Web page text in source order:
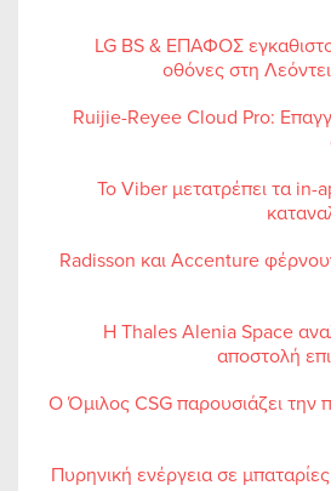
LG BS & ΕΠΑΦΟΣ
οθόνες στη
Ruijie-Reyee Cloud Pro:
Το Viber μετατρέπει τα in-
Radisson και Accenture
Η Thales Alenia Space
αποστολή
Ο Όμιλος CSG παρουσιάζει την
Πυρηνική ενέργεια σε